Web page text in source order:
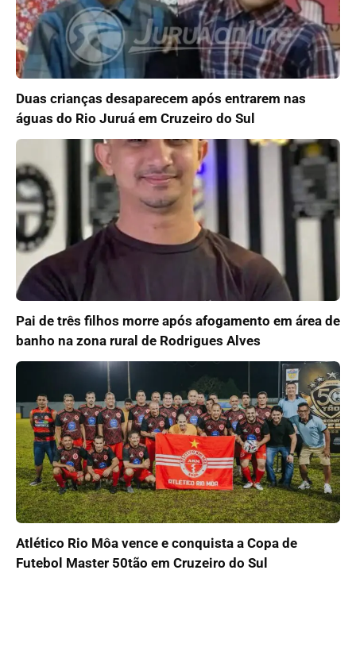
Duas crianças desaparecem após entrarem nas
águas do Rio Juruá em Cruzeiro do Sul
Pai de três filhos morre após afogamento em área de
banho na zona rural de Rodrigues Alves
Atlético Rio Môa vence e conquista a Copa de
Futebol Master 50tão em Cruzeiro do Sul